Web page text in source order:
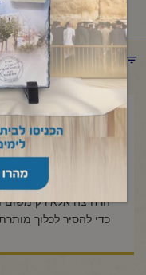
ראשי/שאלות ותשובות
ינהג
תפריט קטגוריות
כיצד ינהג
אם ידיו אינם נקיות,
הרחיצה אלא רק משום
כדי להסיר לכלוך